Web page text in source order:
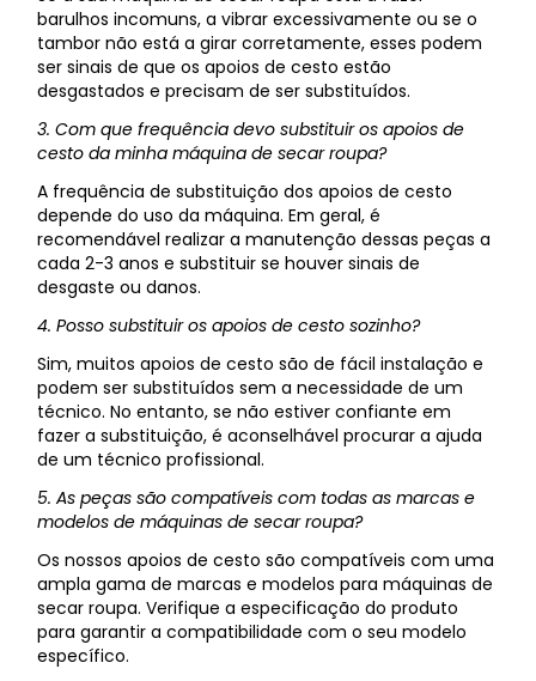
barulhos incomuns, a vibrar excessivamente ou se o
tambor não está a girar corretamente, esses podem
ser sinais de que os apoios de cesto estão
desgastados e precisam de ser substituídos.
3. Com que frequência devo substituir os apoios de
cesto da minha máquina de secar roupa?
A frequência de substituição dos apoios de cesto
depende do uso da máquina. Em geral, é
recomendável realizar a manutenção dessas peças a
cada 2-3 anos e substituir se houver sinais de
desgaste ou danos.
4. Posso substituir os apoios de cesto sozinho?
Sim, muitos apoios de cesto são de fácil instalação e
podem ser substituídos sem a necessidade de um
técnico. No entanto, se não estiver confiante em
fazer a substituição, é aconselhável procurar a ajuda
de um técnico profissional.
5. As peças são compatíveis com todas as marcas e
modelos de máquinas de secar roupa?
Os nossos apoios de cesto são compatíveis com uma
ampla gama de marcas e modelos para máquinas de
secar roupa. Verifique a especificação do produto
para garantir a compatibilidade com o seu modelo
específico.